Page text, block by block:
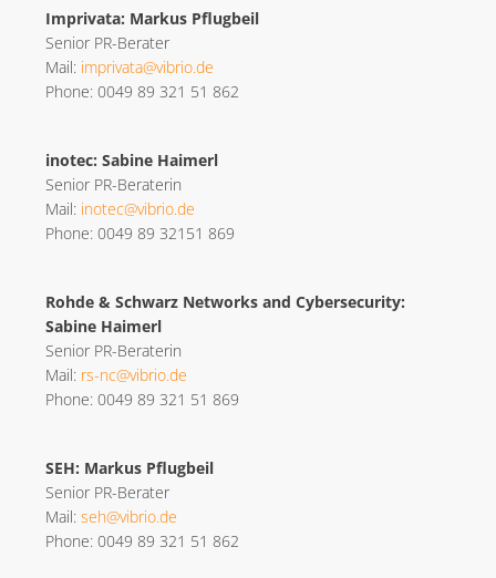
Imprivata: Markus Pflugbeil
Senior PR-Berater
Mail: imprivata@vibrio.de
Phone: 0049 89 321 51 862
inotec: Sabine Haimerl
Senior PR-Beraterin
Mail: inotec@vibrio.de
Phone: 0049 89 32151 869
Rohde & Schwarz Networks and Cybersecurity:
Sabine Haimerl
Senior PR-Beraterin
Mail: rs-nc@vibrio.de
Phone: 0049 89 321 51 869
SEH: Markus Pflugbeil
Senior PR-Berater
Mail: seh@vibrio.de
Phone: 0049 89 321 51 862